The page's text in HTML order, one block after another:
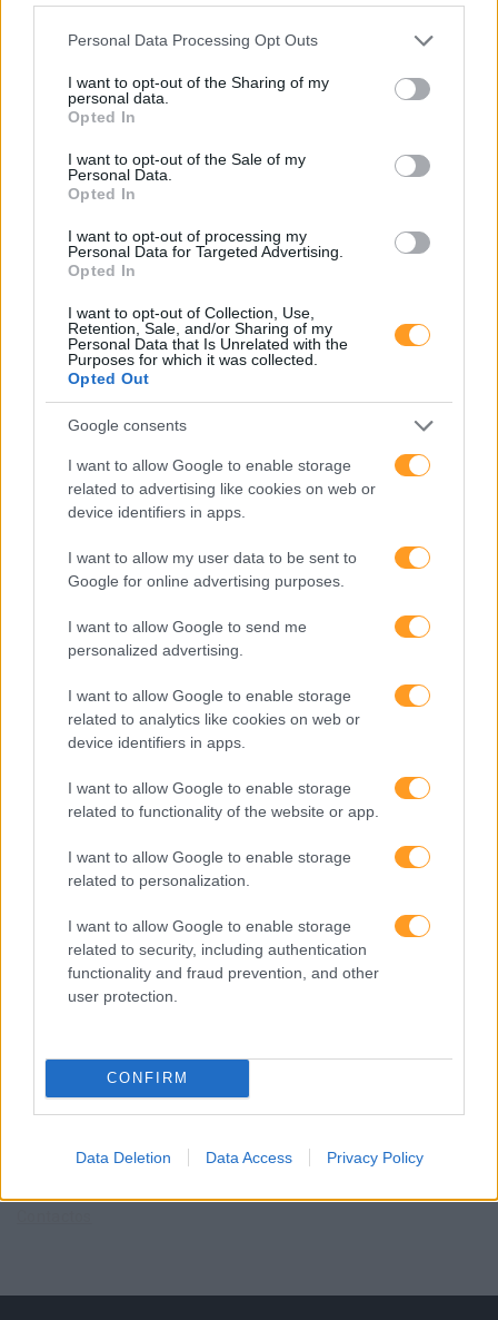
Please note that this website/app uses one or more Google
not limited to your visit or usage behaviour. You may click to
grant or deny consent to Google and its third-party tags to
use your data for below specified purposes in below Google
consent section.
Personal Data Processing Opt Outs
I want to opt-out of the Sharing of my
personal data.
Opted In
I want to opt-out of the Sale of my
Personal Data.
Opted In
I want to opt-out of processing my
Personal Data for Targeted Advertising.
Opted In
I want to opt-out of Collection, Use,
Retention, Sale, and/or Sharing of my
Personal Data that Is Unrelated with the
Purposes for which it was collected.
Opted Out
Google consents
I want to allow Google to enable storage
related to advertising like cookies on web or
device identifiers in apps.
I want to allow my user data to be sent to
Google for online advertising purposes.
I want to allow Google to send me
personalized advertising.
I want to allow Google to enable storage
related to analytics like cookies on web or
device identifiers in apps.
I want to allow Google to enable storage
related to functionality of the website or app.
I want to allow Google to enable storage
related to personalization.
I want to allow Google to enable storage
related to security, including authentication
functionality and fraud prevention, and other
user protection.
CONFIRM
Data Deletion Data Access Privacy Policy
SKOLAE Formação
empresa europeia multiespecializada no desenvolvimento de
competências e soluções de aprendizagem. Estamos em
Soluções
Formação
Consultoria
Digital Learning
Team Building
Coaching
Quem somos
Missão, Visão e Valores
Informações de interesse
Business Cases
Subscreva a nossa newsletter
E-books